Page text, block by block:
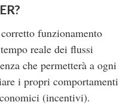
funzionamento
reale dei flussi
che permetterà a ogni
i propri comportamenti
(incentivi).